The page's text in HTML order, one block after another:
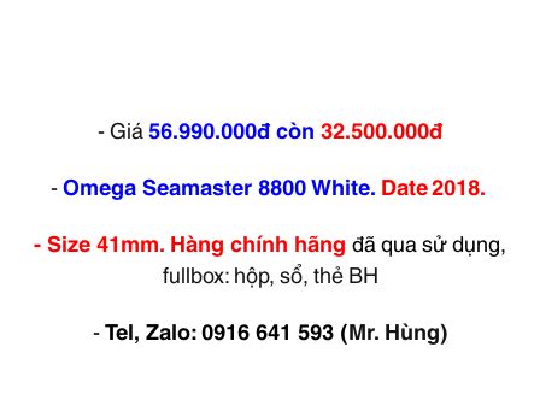
- Giá56.990.000đcòn 32.500.000đ
-Omega Seamaster 8800 White. Date2018.
- Size 41mm. Hàng chính hãng đã qua sử dụng,
fullbox: hộp, sổ, thẻ BH
-Tel, Zalo: 0916 641 593 (Mr. Hùng)